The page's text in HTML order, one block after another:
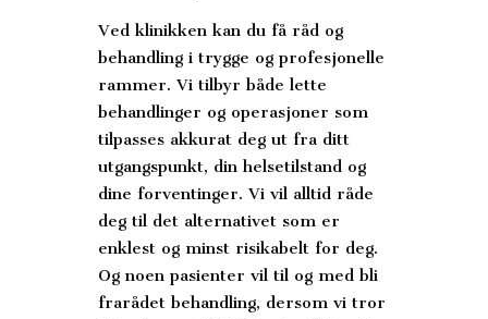
Ved klinikken kan du få råd og
behandling i trygge og profesjonelle
rammer. Vi tilbyr både lette
behandlinger og operasjoner som
tilpasses akkurat deg ut fra ditt
utgangspunkt, din helsetilstand og
dine forventinger. Vi vil alltid råde
deg til det alternativet som er
enklest og minst risikabelt for deg.
Og noen pasienter vil til og med bli
frarådet behandling, dersom vi tror